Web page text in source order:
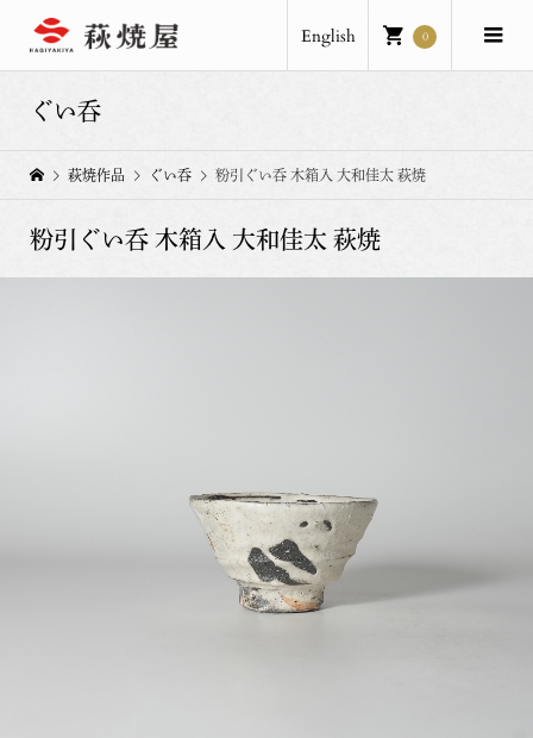
English 0
ぐい呑
萩焼作品 ぐい呑 粉引ぐい呑 木箱入 大和佳太 萩焼
粉引ぐい呑 木箱入 大和佳太 萩焼